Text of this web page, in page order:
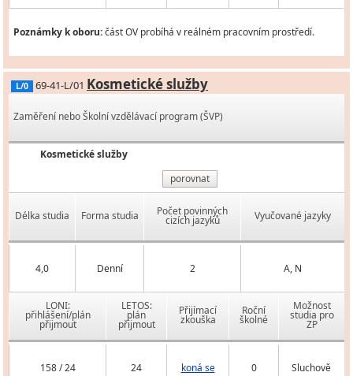
Poznámky k oboru:část OV probíhá v reálném pracovním prostředí.
L/0 69-41-L/01 Kosmetické služby
Zaměření nebo Školní vzdělávací program (ŠVP)
Kosmetické služby
porovnat
Délka studia Forma studia Počet povinných
cizích jazyků Vyučované jazyky
4,0 Denní 2 A, N
LONI:
přihlášení/plán
přijmout
LETOS:
plán
přijmout
Přijímací
zkouška
Roční
školné
Možnost
studia pro
ZP
158 / 24 24 koná se 0 Sluchově